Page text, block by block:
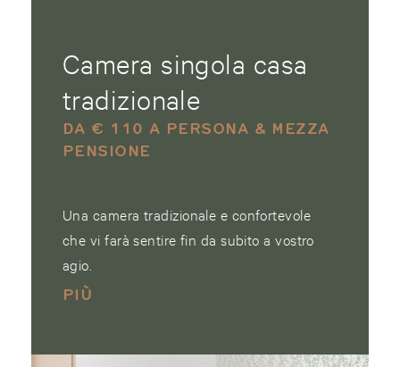
Camera singola casa
tradizionale
DA € 110 A PERSONA & MEZZA
PENSIONE
Una camera tradizionale e confortevole
che vi farà sentire fin da subito a vostro
agio.
PIÙ